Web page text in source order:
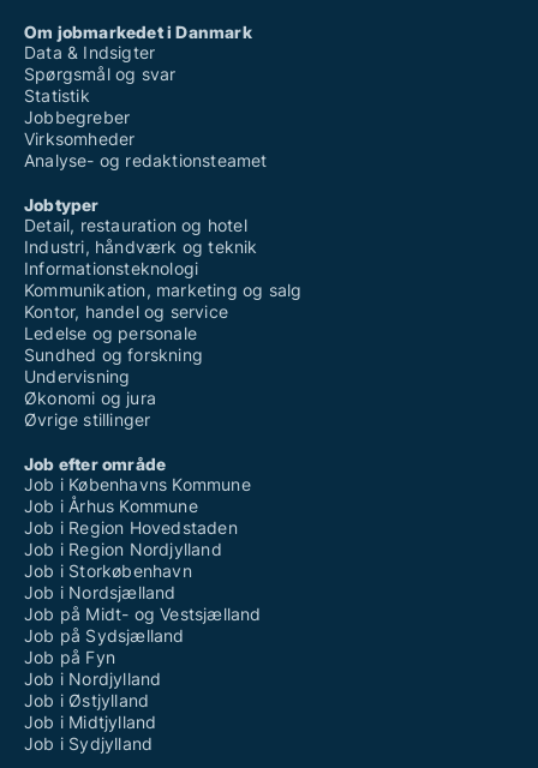
Om jobmarkedet i Danmark
Data & Indsigter
Spørgsmål og svar
Statistik
Jobbegreber
Virksomheder
Analyse- og redaktionsteamet
Jobtyper
Detail, restauration og hotel
Industri, håndværk og teknik
Informationsteknologi
Kommunikation, marketing og salg
Kontor, handel og service
Ledelse og personale
Sundhed og forskning
Undervisning
Økonomi og jura
Øvrige stillinger
Job efter område
Job i Københavns Kommune
Job i Århus Kommune
Job i Region Hovedstaden
Job i Region Nordjylland
Job i Storkøbenhavn
Job i Nordsjælland
Job på Midt- og Vestsjælland
Job på Sydsjælland
Job på Fyn
Job i Nordjylland
Job i Østjylland
Job i Midtjylland
Job i Sydjylland